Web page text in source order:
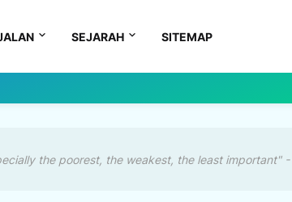
SEJARAH SITEMAP
the poorest, the weakest, the least important" -